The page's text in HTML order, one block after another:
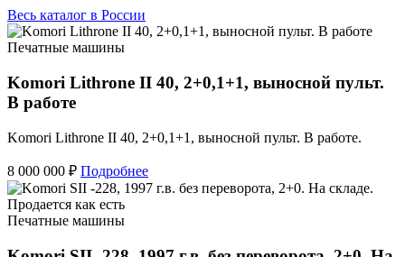
Весь каталог в России
Печатные машины
Komori Lithrone II 40, 2+0,1+1, выносной пульт.
В работе
Komori Lithrone II 40, 2+0,1+1, выносной пульт. В работе.
8 000 000 ₽ Подробнее
Печатные машины